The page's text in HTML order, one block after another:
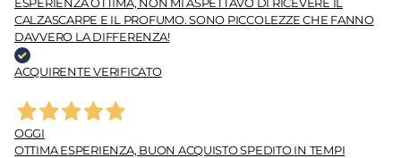
ESPERIENZA OTTIMA, NON MI ASPETTAVO DI RICEVERE IL
CALZASCARPE E IL PROFUMO. SONO PICCOLEZZE CHE FANNO
DAVVERO LA DIFFERENZA!
ACQUIRENTE VERIFICATO
OGGI
OTTIMA ESPERIENZA, BUON ACQUISTO SPEDITO IN TEMPI